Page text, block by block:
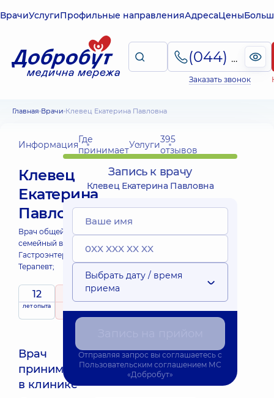
ВрачиУслугиПрофильные направленияАдресаЦены
(044) 495-2-888
Заказать звонок
Главная Врачи Клевец Екатерина Павловна
ИнформацияГде
принимаетУслуги395
отзывов
Клевец
Екатерина
Павловна
Врач общей практики -
семейный врач;
Гастроэнтеролог;Диетолог;
Терапевт;
12
лет опыта
5
395 отзывов
Врач
принимает
в клинике
Ближайшее время приема: 10.08.2026 14:30
Запись к врачу
Клевец Екатерина Павловна
Выбрать дату / время
приема
Отправляя запрос вы соглашаетесь с
Пользовательским соглашением МС
«Добробут»